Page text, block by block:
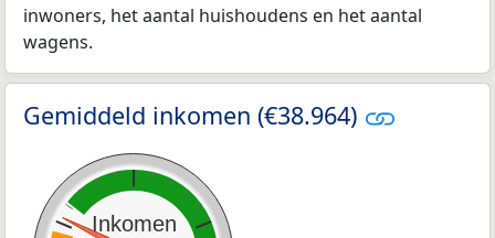
inwoners, het aantal huishoudens en het aantal
wagens.
Gemiddeld inkomen (€38.964)
Inkomen